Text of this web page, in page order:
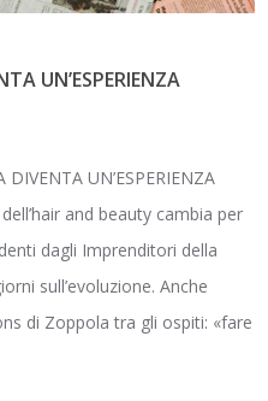
UN’ESPERIENZA
UN’ESPERIENZA
and beauty cambia per
dagli Imprenditori della
sull’evoluzione. Anche
di Zoppola tra gli ospiti: «fare